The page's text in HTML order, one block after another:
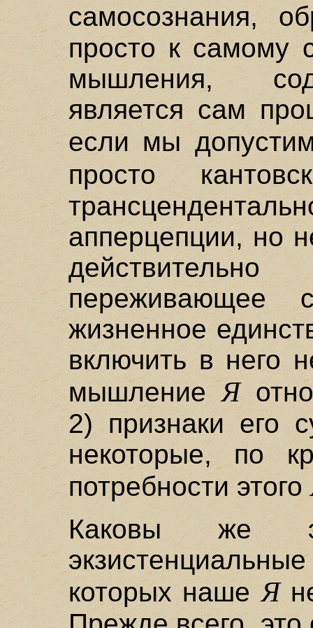
самосознания,
просто к самому
мышления,
является сам
если мы
просто
апперцепции, но
переживающее
жизненное
включить в него
мышлениеЯ
2) признаки его
некоторые, по
потребности этого
Каковы же
которых нашеЯ